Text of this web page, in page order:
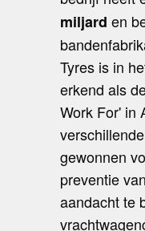
miljard en
Tyres is in
erkend als
Work For' in
gewonnen
preventie
aandacht te